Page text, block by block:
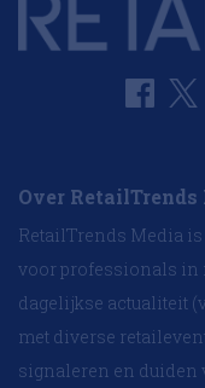
Over RetailTrends
RetailTrends Media
voor professionals in
dagelijkse actualiteit
met diverse
signaleren en